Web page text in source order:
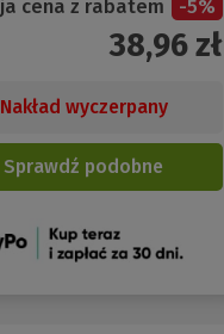
cena z rabatem -5%
38,96zł
Nakład wyczerpany
Sprawdź podobne